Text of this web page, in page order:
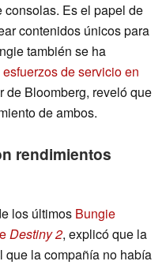
Es el papel de
contenidos únicos para
también se ha
esfuerzos de servicio en
de Bloomberg, reveló que
de ambos.
rendimientos
los últimos Bungie
Destiny 2, explicó que la
que la compañía no había